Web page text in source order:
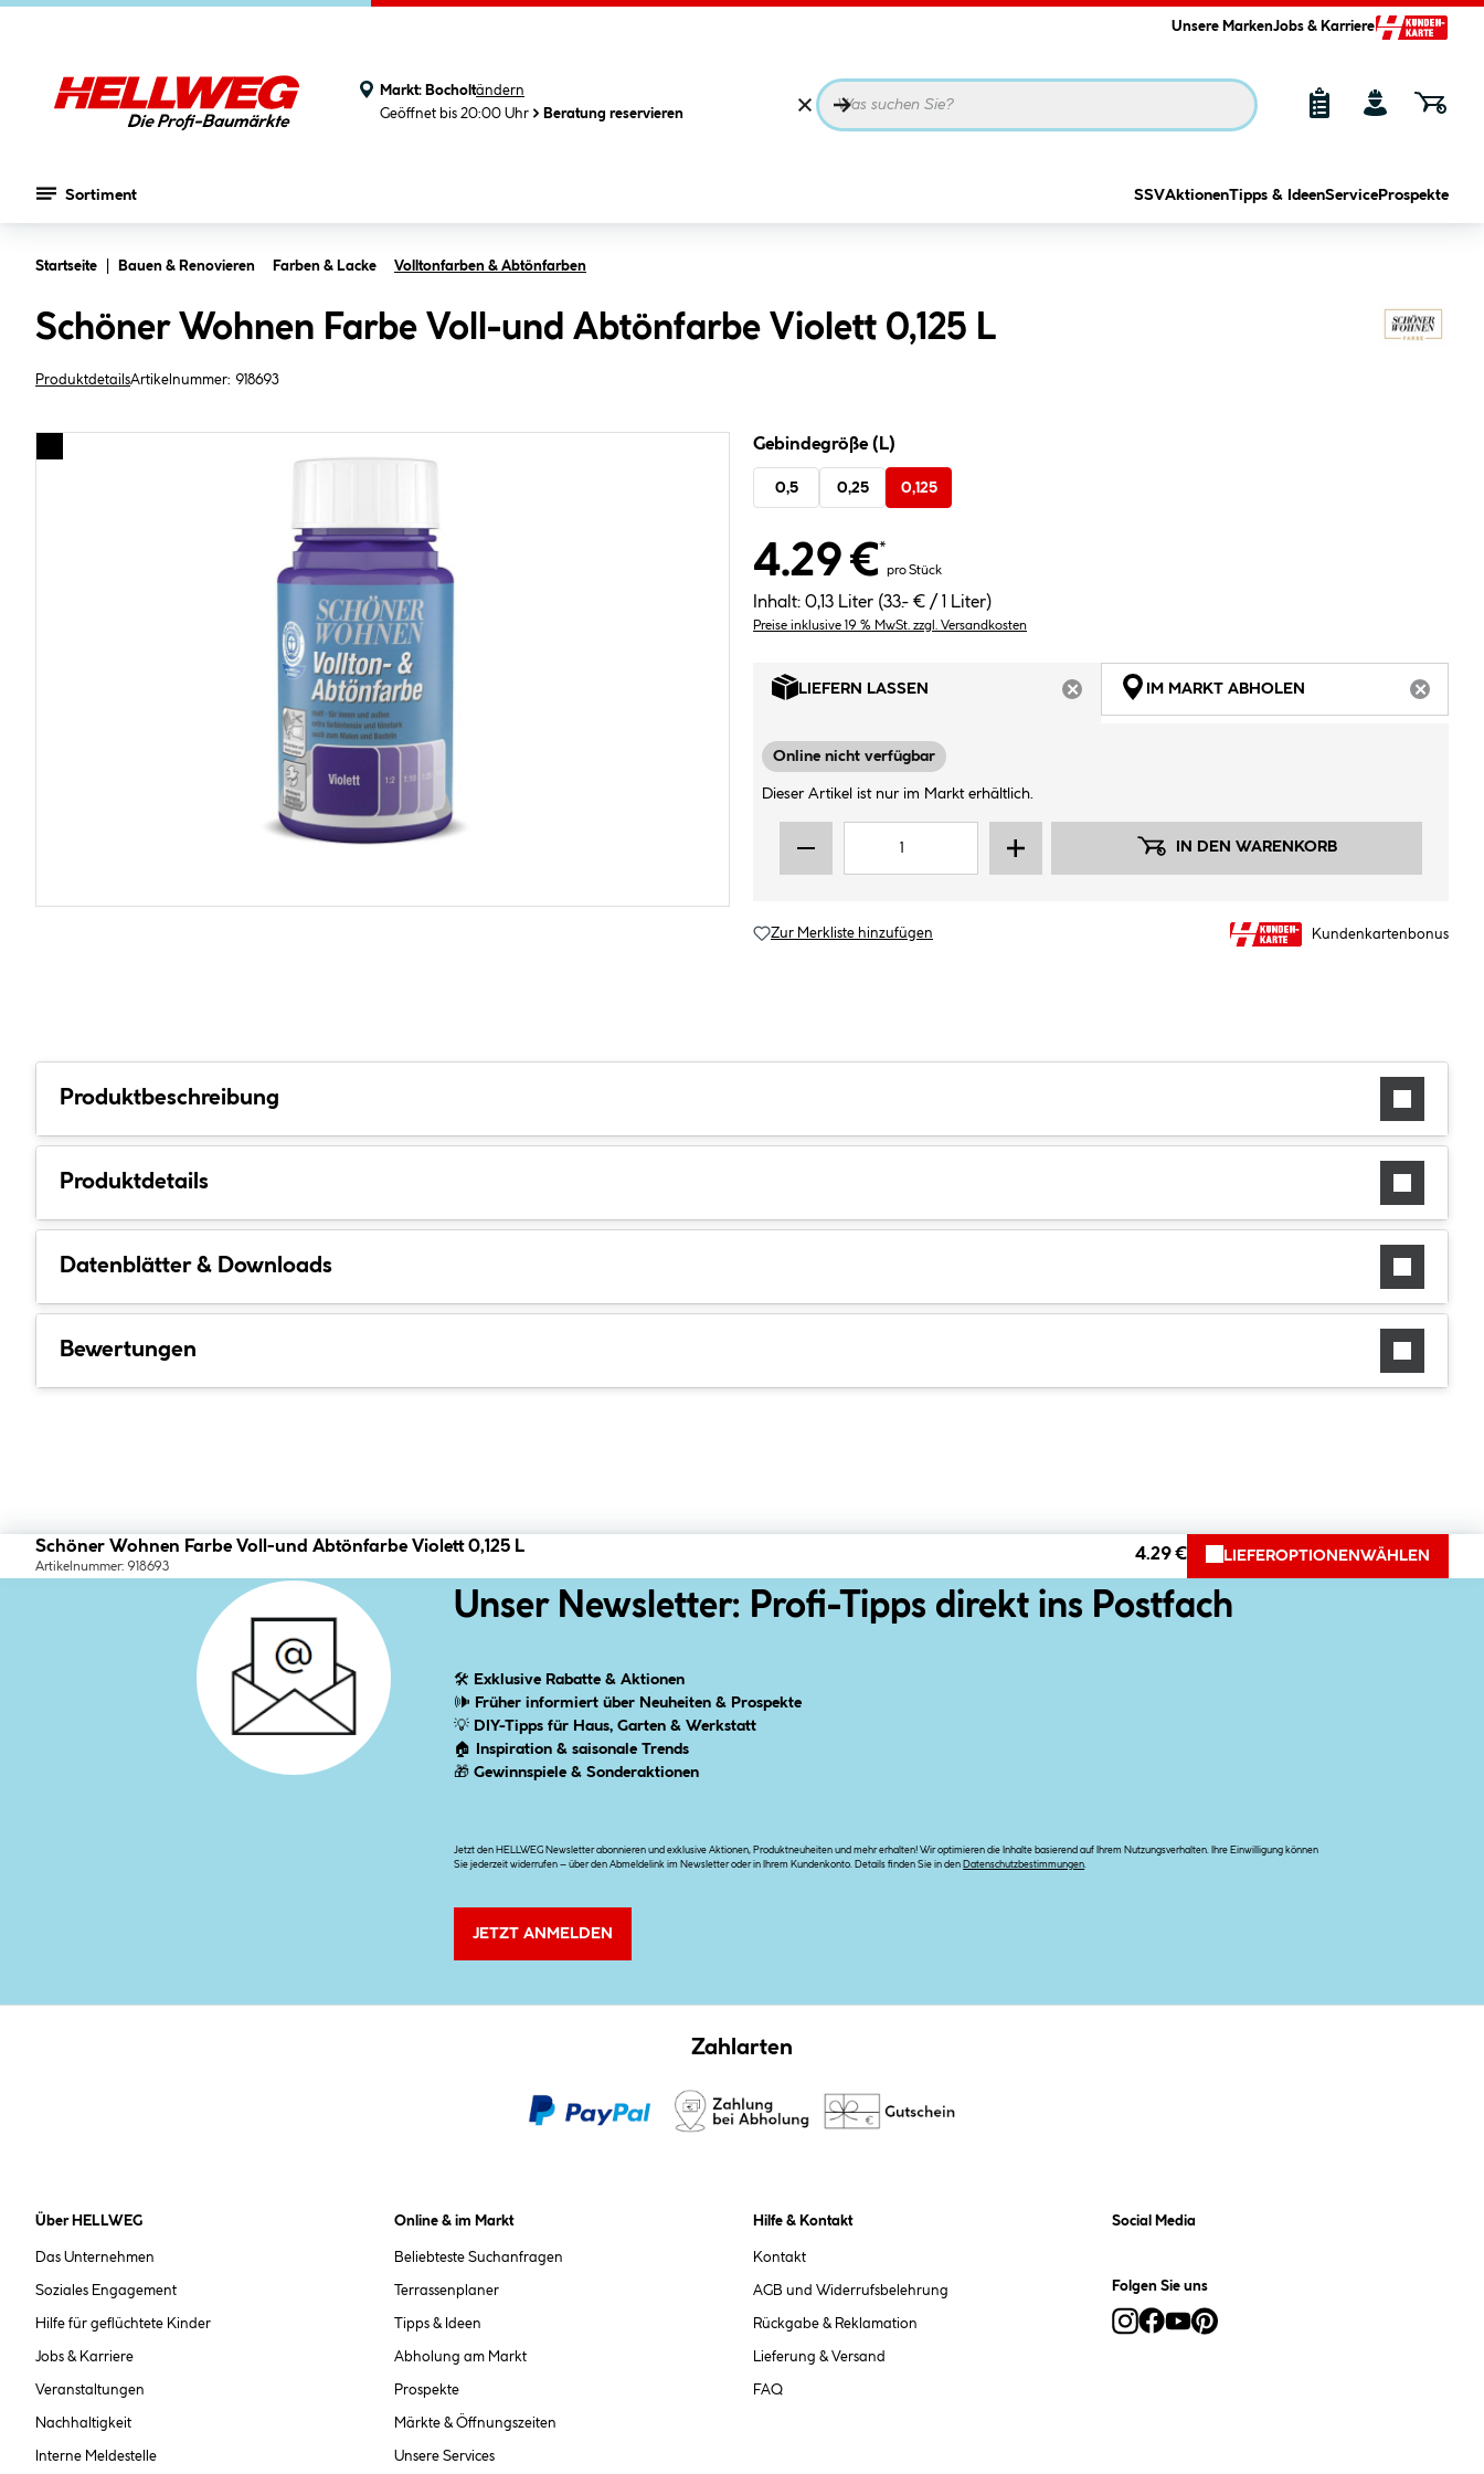
Unsere MarkenJobs & Karriere
Markt: Bocholtändern
Geöffnet bis 20:00 Uhr
Beratung reservieren
Sortiment SSVAktionenTipps & IdeenService Prospekte
Startseite Bauen & Renovieren Farben & Lacke Volltonfarben & Abtönfarben
Schöner Wohnen Farbe Voll-und Abtönfarbe Violett 0,125 L
ProduktdetailsArtikelnummer: 918693
Gebindegröße (L)
0,5 0,25 0,125
4.29 €*
pro Stück
Inhalt: 0,13 Liter (33.- € / 1 Liter)
Preise inklusive 19 % MwSt. zzgl. Versandkosten
LIEFERN LASSEN
ARTIKEL NICHT VERFÜGBAR
IM MARKT ABHOLEN
Online nicht verfügbar
Dieser Artikel ist nur im Markt erhältlich.
IN DEN WARENKORB
Zur Merkliste hinzufügen Kundenkartenbonus
Produktbeschreibung
Produktdetails
Datenblätter & Downloads
Bewertungen
Schöner Wohnen Farbe Voll-und Abtönfarbe Violett 0,125 L
Artikelnummer: 918693
4.29 € LIEFEROPTIONEN WÄHLEN
Unser Newsletter: Profi-Tipps direkt ins Postfach
🛠 Exklusive Rabatte & Aktionen
🕪 Früher informiert über Neuheiten & Prospekte
💡 DIY-Tipps für Haus, Garten & Werkstatt
🏠
Inspiration & saisonale Trends
🎁Gewinnspiele & Sonderaktionen
Jetzt den HELLWEG Newsletter abonnieren und exklusive Aktionen, Produktneuheiten und mehr erhalten! Wir optimieren die Inhalte basierend auf Ihrem Nutzungsverhalten. Ihre Einwilligung können
Sie jederzeit widerrufen – über den Abmeldelink im Newsletter oder in Ihrem Kundenkonto. Details finden Sie in den
Datenschutzbestimmungen
JETZT ANMELDEN
Zahlarten
Über HELLWEG
Das Unternehmen
Soziales Engagement
Hilfe für geflüchtete Kinder
Jobs & Karriere
Veranstaltungen
Nachhaltigkeit
Interne Meldestelle
Online & im Markt
Beliebteste Suchanfragen
Terrassenplaner
Tipps & Ideen
Abholung am Markt
Prospekte
Märkte & Öffnungszeiten
Unsere Services
Hilfe & Kontakt
Kontakt
AGB und Widerrufsbelehrung
Rückgabe & Reklamation
Lieferung & Versand
FAQ
Social Media
Folgen Sie uns